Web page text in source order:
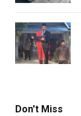
Don't Miss